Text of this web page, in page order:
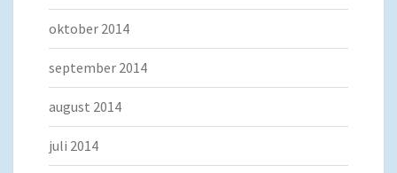
oktober 2014
september 2014
august 2014
juli 2014